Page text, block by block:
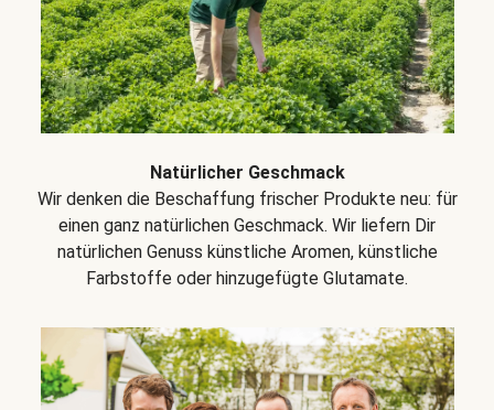
Natürlicher Geschmack
Wir denken die Beschaffung frischer Produkte neu: für
einen ganz natürlichen Geschmack. Wir liefern Dir
natürlichen Genuss künstliche Aromen, künstliche
Farbstoffe oder hinzugefügte Glutamate.